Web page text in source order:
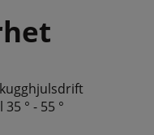
° - 55 °